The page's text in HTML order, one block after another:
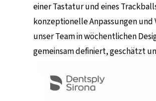
einer Tastatur und eines
konzeptionelle Anpassungen
unser Team in wöchentlichen
gemeinsam definiert, geschätzt